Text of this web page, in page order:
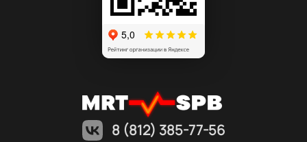
8 (812) 385-77-56